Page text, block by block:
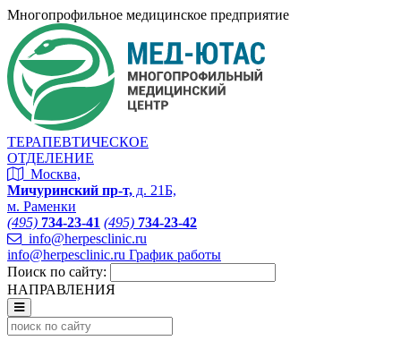
Многопрофильное медицинское предприятие
ТЕРАПЕВТИЧЕСКОЕ
ОТДЕЛЕНИЕ
Москва,
Мичуринский пр-т, д. 21Б,
м. Раменки
(495) 734-23-41 (495) 734-23-42
info@herpesclinic.ru
info@herpesclinic.ru График работы
Поиск по сайту:
НАПРАВЛЕНИЯ